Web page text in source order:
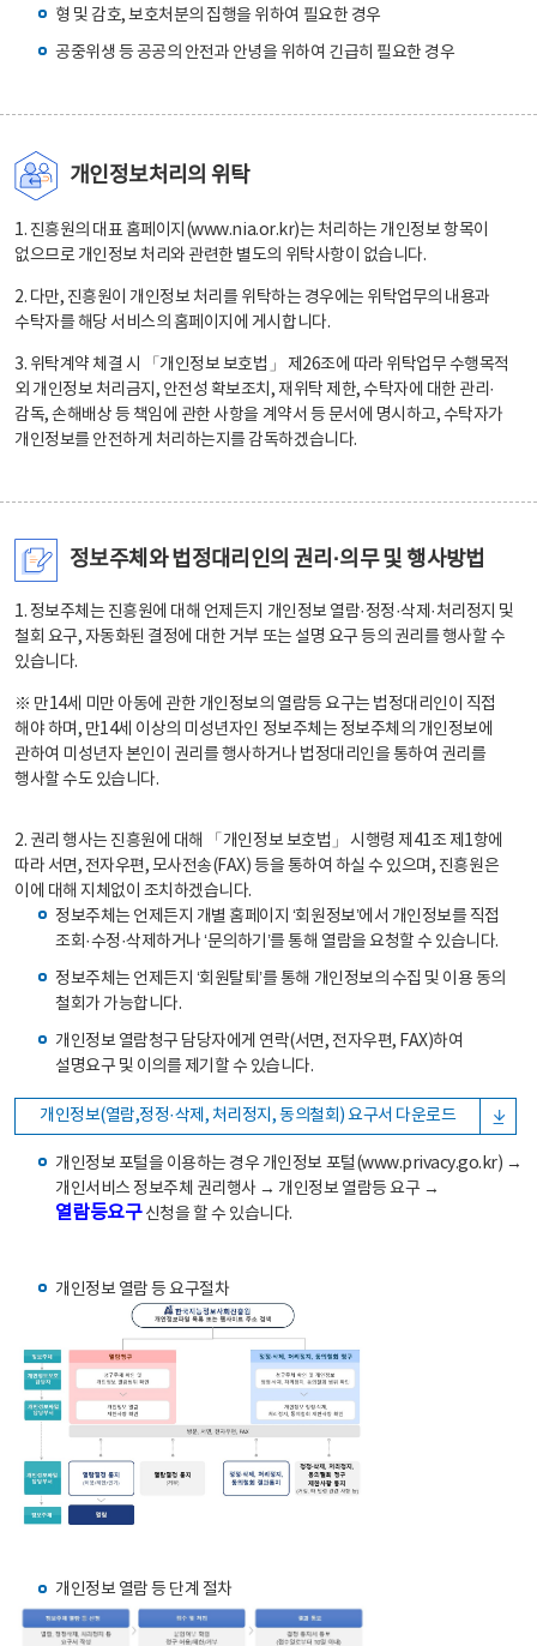
형 및 감호, 보호처분의 집행을 위하여 필요한 경우
공중위생 등 공공의 안전과 안녕을 위하여 긴급히 필요한 경우
개인정보처리의 위탁
1. 진흥원의 대표 홈페이지(www.nia.or.kr)는 처리하는 개인정보 항목이
없으므로 개인정보 처리와 관련한 별도의 위탁사항이 없습니다.
2. 다만, 진흥원이 개인정보 처리를 위탁하는 경우에는 위탁업무의 내용과
수탁자를 해당 서비스의 홈페이지에 게시합니다.
3. 위탁계약 체결 시 「개인정보 보호법」 제26조에 따라 위탁업무 수행목적
외 개인정보 처리금지, 안전성 확보조치, 재위탁 제한, 수탁자에 대한 관리·
감독, 손해배상 등 책임에 관한 사항을 계약서 등 문서에 명시하고, 수탁자가
개인정보를 안전하게 처리하는지를 감독하겠습니다.
정보주체와 법정대리인의 권리·의무 및 행사방법
1. 정보주체는 진흥원에 대해 언제든지 개인정보 열람·정정·삭제·처리정지 및
철회 요구, 자동화된 결정에 대한 거부 또는 설명 요구 등의 권리를 행사할 수
있습니다.
※ 만14세 미만 아동에 관한 개인정보의 열람등 요구는 법정대리인이 직접
해야 하며, 만14세 이상의 미성년자인 정보주체는 정보주체의 개인정보에
관하여 미성년자 본인이 권리를 행사하거나 법정대리인을 통하여 권리를
행사할 수도 있습니다.
2. 권리 행사는 진흥원에 대해 「개인정보 보호법」 시행령 제41조 제1항에
따라 서면, 전자우편, 모사전송(FAX) 등을 통하여 하실 수 있으며, 진흥원은
이에 대해 지체없이 조치하겠습니다.
정보주체는 언제든지 개별 홈페이지 ‘회원정보’에서 개인정보를 직접
조회·수정·삭제하거나 ‘문의하기’를 통해 열람을 요청할 수 있습니다.
정보주체는 언제든지 ‘회원탈퇴’를 통해 개인정보의 수집 및 이용 동의
철회가 가능합니다.
개인정보 열람청구 담당자에게 연락(서면, 전자우편, FAX)하여
설명요구 및 이의를 제기할 수 있습니다.
개인정보(열람,정정·삭제, 처리정지, 동의철회) 요구서 다운로드
개인정보 포털을 이용하는 경우 개인정보 포털(www.privacy.go.kr) →
개인서비스 정보주체 권리행사 → 개인정보 열람등 요구 →
열람등요구신청을 할 수 있습니다.
개인정보 열람 등 요구절차
개인정보 열람 등 단계 절차